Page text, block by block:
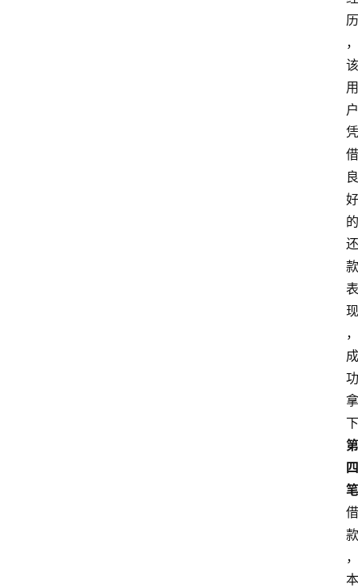
历
，
该
用
户
凭
借
良
好
的
还
款
表
现
，
成
功
拿
下
第
四
笔
借
款
，
本